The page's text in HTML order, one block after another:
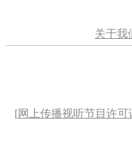
关于我
[网上传播视听节目许可